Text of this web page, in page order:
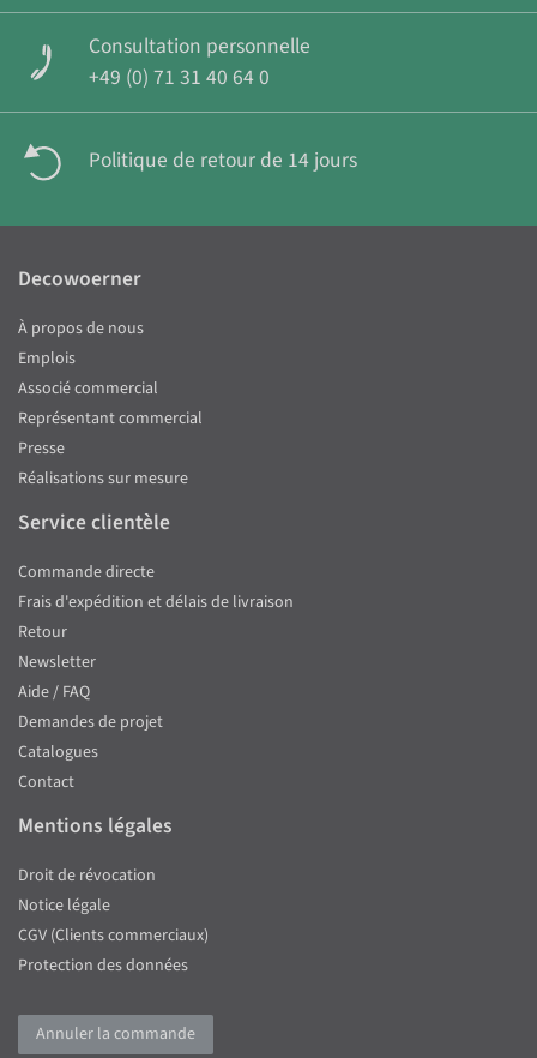
Consultation personnelle
+49 (0) 71 31 40 64 0
Politique de retour de 14 jours
Decowoerner
À propos de nous
Emplois
Associé commercial
Représentant commercial
Presse
Réalisations sur mesure
Service clientèle
Commande directe
Frais d'expédition et délais de livraison
Retour
Newsletter
Aide / FAQ
Demandes de projet
Catalogues
Contact
Mentions légales
Droit de révocation
Notice légale
CGV (Clients commerciaux)
Protection des données
Annuler la commande